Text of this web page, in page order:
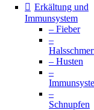
Erkältung und
Immunsystem
– Fieber
–
– Husten
–
–
Schnupfen